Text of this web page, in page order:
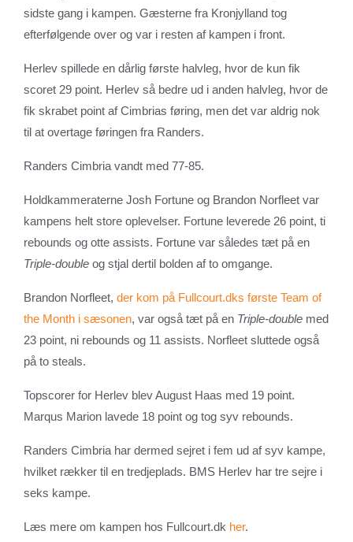
sidste gang i kampen. Gæsterne fra Kronjylland tog
efterfølgende over og var i resten af kampen i front.
Herlev spillede en dårlig første halvleg, hvor de kun fik
scoret 29 point. Herlev så bedre ud i anden halvleg, hvor de
fik skrabet point af Cimbrias føring, men det var aldrig nok
til at overtage føringen fra Randers.
Randers Cimbria vandt med 77-85.
Holdkammeraterne Josh Fortune og Brandon Norfleet var
kampens helt store oplevelser. Fortune leverede 26 point, ti
rebounds og otte assists. Fortune var således tæt på en
Triple-double og stjal dertil bolden af to omgange.
Brandon Norfleet, der kom på Fullcourt.dks første Team of
the Month i sæsonen, var også tæt på en Triple-double med
23 point, ni rebounds og 11 assists. Norfleet sluttede også
på to steals.
Topscorer for Herlev blev August Haas med 19 point.
Marqus Marion lavede 18 point og tog syv rebounds.
Randers Cimbria har dermed sejret i fem ud af syv kampe,
hvilket rækker til en tredjeplads. BMS Herlev har tre sejre i
seks kampe.
Læs mere om kampen hos Fullcourt.dk her.